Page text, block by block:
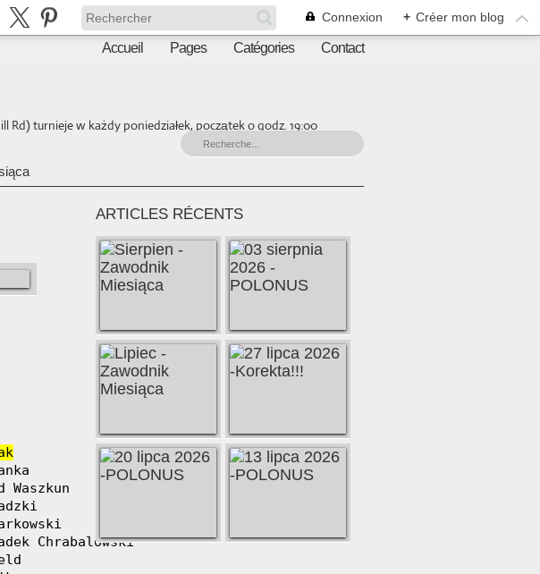
Connexion + Créer mon blog
Accueil Pages Catégories Contact
turnieje w każdy poniedziałek, początek o godz. 19:00
ARTICLES RÉCENTS